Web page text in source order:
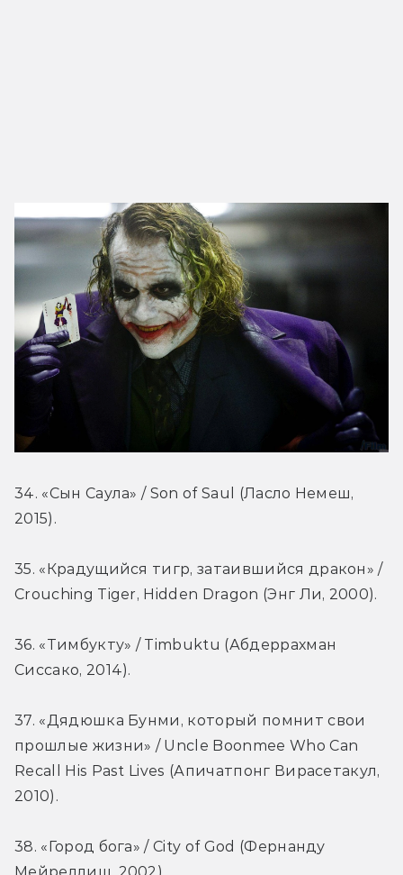
34. «Сын Саула» / Son of Saul (Ласло Немеш,
2015).
35. «Крадущийся тигр, затаившийся дракон» /
Crouching Tiger, Hidden Dragon (Энг Ли, 2000).
36. «Тимбукту» / Timbuktu (Абдеррахман
Сиссако, 2014).
37. «Дядюшка Бунми, который помнит свои
прошлые жизни» / Uncle Boonmee Who Can
Recall His Past Lives (Апичатпонг Вирасетакул,
2010).
38. «Город бога» / City of God (Фернанду